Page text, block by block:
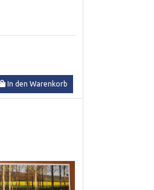
In den Warenkorb